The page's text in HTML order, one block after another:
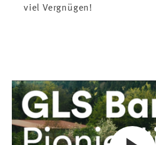
viel Vergnügen!